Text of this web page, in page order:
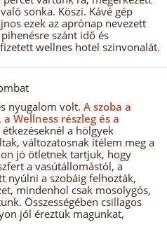
sonka. Köszi. Kávé gép
ezek az aprónap nevezett
szánt idő és
wellnes hotel szinvonalát.
nyugalom volt. A szoba a
Wellness részleg és a
étkezéseknél a hölgyek
változatosnak ítélem meg a
jó ötletnek tartjuk, hogy
a vasútállomástól, a
nyúlni a szobáig felhozták,
mindenhol csak mosolygós,
Összességében csillagos
jól éreztük magunkat,